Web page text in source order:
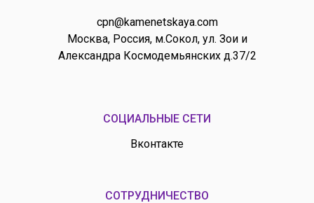
Вконтакте
СОЦИАЛЬНЫЕ СЕТИ
СОТРУДНИЧЕСТВО
cpn@kamenetskaya.com
Москва, Россия, м.Сокол, ул. Зои и
Александра Космодемьянских д.37/2